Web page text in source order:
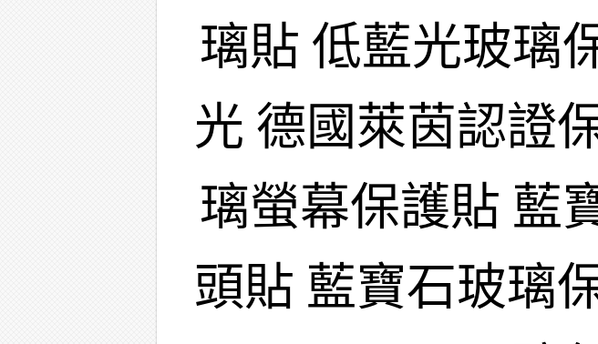
璃貼 低藍光玻璃
光 德國萊茵認證
璃螢幕保護貼 藍
頭貼 藍寶石玻璃